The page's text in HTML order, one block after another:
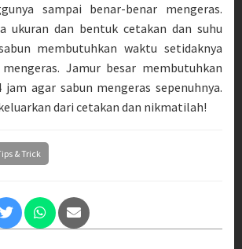
sampai benar-benar mengeras.
ukuran dan bentuk cetakan dan suhu
membutuhkan waktu setidaknya
Jamur besar membutuhkan
agar sabun mengeras sepenuhnya.
dari cetakan dan nikmatilah!
& Trick